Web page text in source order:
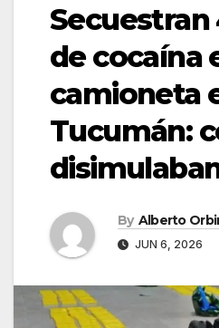
Secuestran
de cocaína
camioneta
Tucumán:
By Alberto
JUN 6, 2026